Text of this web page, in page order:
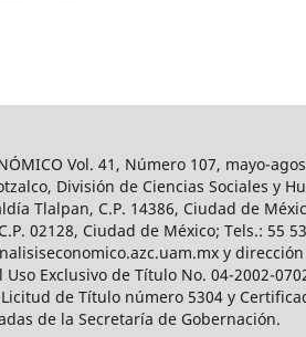
Vol. 41, Número 107, mayo-
División de Ciencias Sociales y
Tlalpan, C.P. 14386, Ciudad de
02128, Ciudad de México; Tels.: 55
y
Uso Exclusivo de Título No. 04-2002-
de Título número 5304 y
de la Secretaría de Gobernación.